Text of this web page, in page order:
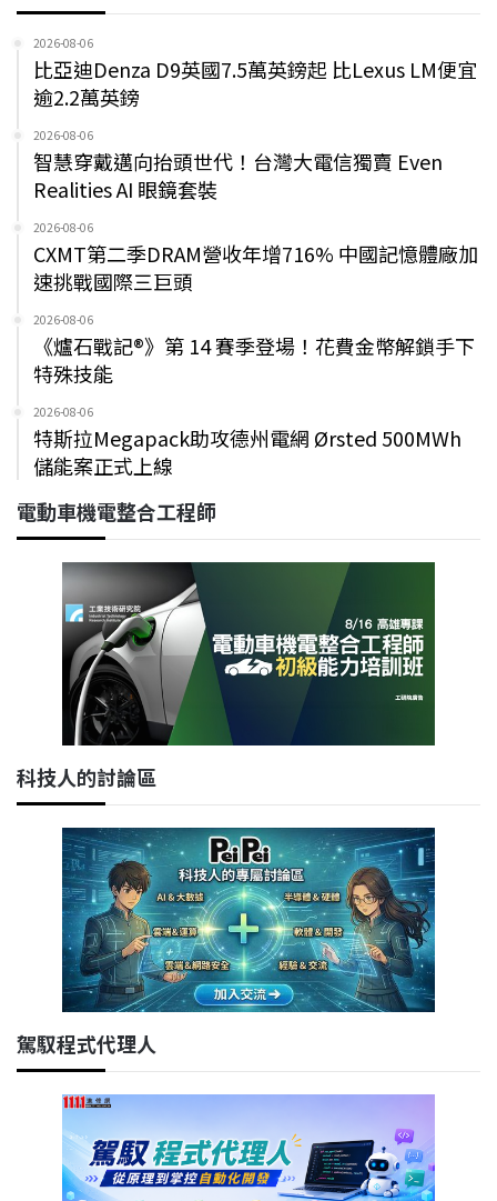
2026-08-06
比亞迪Denza D9英國7.5萬英鎊起 比Lexus LM便宜
逾2.2萬英鎊
2026-08-06
智慧穿戴邁向抬頭世代！台灣大電信獨賣 Even
Realities AI 眼鏡套裝
2026-08-06
CXMT第二季DRAM營收年增716% 中國記憶體廠加
速挑戰國際三巨頭
2026-08-06
《爐石戰記®》第 14 賽季登場！花費金幣解鎖手下
特殊技能
2026-08-06
特斯拉Megapack助攻德州電網 Ørsted 500MWh
儲能案正式上線
電動車機電整合工程師
科技人的討論區
駕馭程式代理人